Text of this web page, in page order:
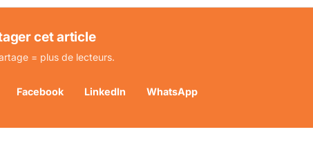
cet article
= plus de lecteurs.
Facebook LinkedIn WhatsApp